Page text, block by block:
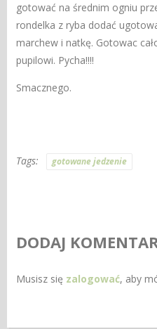
gotować na średnim ogniu
rondelka z ryba dodać
marchew i natkę. Gotowac
pupilowi. Pycha!!!!
Smacznego.
Tags: gotowane jedzenie
DODAJ
Musisz się zalogować, aby